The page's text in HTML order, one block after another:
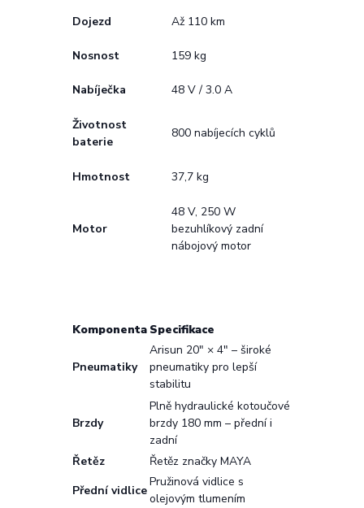
Dojezd Až 110 km
Nosnost 159 kg
Nabíječka 48 V / 3.0 A
Životnost
baterie
800 nabíjecích cyklů
Hmotnost 37,7 kg
Motor
48 V, 250 W
bezuhlíkový zadní
nábojový motor
Komponenta Specifikace
Pneumatiky
Arisun 20" × 4" – široké
pneumatiky pro lepší
stabilitu
Brzdy
Plně hydraulické kotoučové
brzdy 180 mm – přední i
zadní
Řetěz
Řetěz značky MAYA
Přední vidlice
Pružinová vidlice s
olejovým tlumením